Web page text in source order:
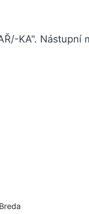
KA". Nástupní